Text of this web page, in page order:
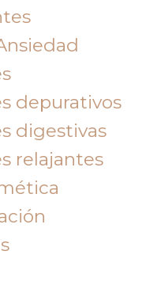
depurativos
digestivas
relajantes